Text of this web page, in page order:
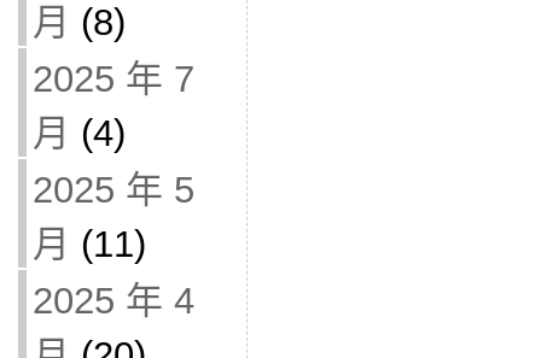
月 (8)
2025 年 7
月 (4)
2025 年 5
月 (11)
2025 年 4